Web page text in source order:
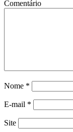
Comentário
Nome *
E-mail *
Site